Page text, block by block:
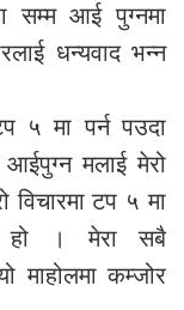
सम्म आई पुग्नमा
धन्यवाद भन्न
मा पर्न पउदा
मलाई मेरो
विचारमा टप ५ मा
हो । मेरा सबै
माहोलमा कम्जोर